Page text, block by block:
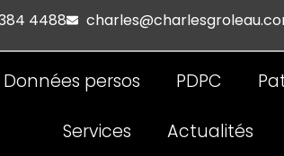
4488
Données persos PDPC
Services Actualités